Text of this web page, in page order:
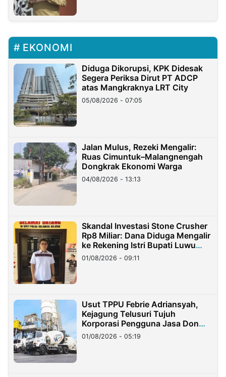
EKONOMI
Diduga Dikorupsi, KPK Didesak
Segera Periksa Dirut PT ADCP
atas Mangkraknya LRT City
05/08/2026 - 07:05
Jalan Mulus, Rezeki Mengalir:
Ruas Cimuntuk–Malangnengah
Dongkrak Ekonomi Warga
04/08/2026 - 13:13
Skandal Investasi Stone Crusher
Rp8 Miliar: Dana Diduga Mengalir
ke Rekening Istri Bupati Luwu
Timur
01/08/2026 - 09:11
Usut TPPU Febrie Adriansyah,
Kejagung Telusuri Tujuh
Korporasi Pengguna Jasa Don
Ritto
01/08/2026 - 05:19